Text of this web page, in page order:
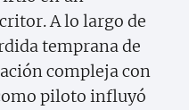
A lo largo de
temprana de
compleja con
piloto influyó